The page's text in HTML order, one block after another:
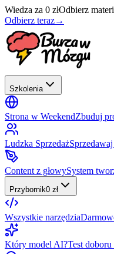
Wiedza za 0 złOdbierz
Odbierz teraz→
Szkolenia
Strona w WeekendZbuduj
Ludzka Sprzedaż
Content z głowySystem
Przybornik0 zł
Wszystkie narzędzia
Który model AI?Test